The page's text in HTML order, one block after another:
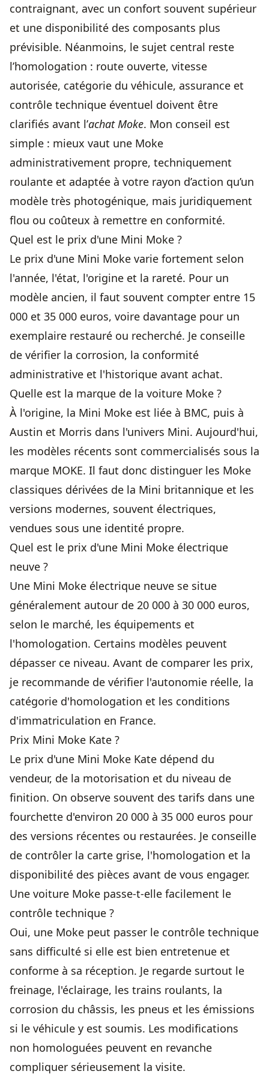
contraignant, avec un confort souvent supérieur
et une disponibilité des composants plus
prévisible. Néanmoins, le sujet central reste
l’homologation : route ouverte, vitesse
autorisée, catégorie du véhicule, assurance et
contrôle technique éventuel doivent être
clarifiés avant l’achat Moke. Mon conseil est
simple : mieux vaut une Moke
administrativement propre, techniquement
roulante et adaptée à votre rayon d’action qu’un
modèle très photogénique, mais juridiquement
flou ou coûteux à remettre en conformité.
Quel est le prix d'une Mini Moke ?
Le prix d'une Mini Moke varie fortement selon
l'année, l'état, l'origine et la rareté. Pour un
modèle ancien, il faut souvent compter entre 15
000 et 35 000 euros, voire davantage pour un
exemplaire restauré ou recherché. Je conseille
de vérifier la corrosion, la conformité
administrative et l'historique avant achat.
Quelle est la marque de la voiture Moke ?
À l'origine, la Mini Moke est liée à BMC, puis à
Austin et Morris dans l'univers Mini. Aujourd'hui,
les modèles récents sont commercialisés sous la
marque MOKE. Il faut donc distinguer les Moke
classiques dérivées de la Mini britannique et les
versions modernes, souvent électriques,
vendues sous une identité propre.
Quel est le prix d'une Mini Moke électrique
neuve ?
Une Mini Moke électrique neuve se situe
généralement autour de 20 000 à 30 000 euros,
selon le marché, les équipements et
l'homologation. Certains modèles peuvent
dépasser ce niveau. Avant de comparer les prix,
je recommande de vérifier l'autonomie réelle, la
catégorie d'homologation et les conditions
d'immatriculation en France.
Prix Mini Moke Kate ?
Le prix d'une Mini Moke Kate dépend du
vendeur, de la motorisation et du niveau de
finition. On observe souvent des tarifs dans une
fourchette d'environ 20 000 à 35 000 euros pour
des versions récentes ou restaurées. Je conseille
de contrôler la carte grise, l'homologation et la
disponibilité des pièces avant de vous engager.
Une voiture Moke passe-t-elle facilement le
contrôle technique ?
Oui, une Moke peut passer le contrôle technique
sans difficulté si elle est bien entretenue et
conforme à sa réception. Je regarde surtout le
freinage, l'éclairage, les trains roulants, la
corrosion du châssis, les pneus et les émissions
si le véhicule y est soumis. Les modifications
non homologuées peuvent en revanche
compliquer sérieusement la visite.